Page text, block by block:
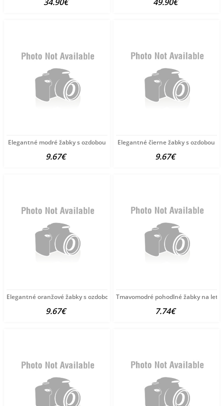
Elegantné modré žabky s ozdobou
9.67€
Elegantné čierne žabky s ozdobou
9.67€
Elegantné oranžové žabky s ozdobou
9.67€
Tmavomodré pohodlné žabky na leto
7.74€